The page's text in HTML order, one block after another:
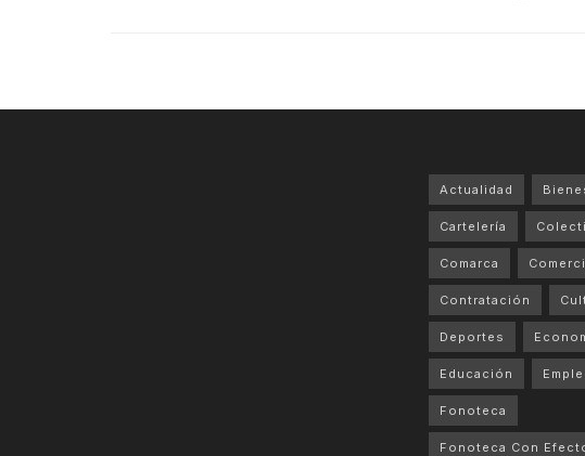
Actualidad
Cartelería
Comarca
Contratación
Deportes
Educación
Fonoteca
Fonoteca Con